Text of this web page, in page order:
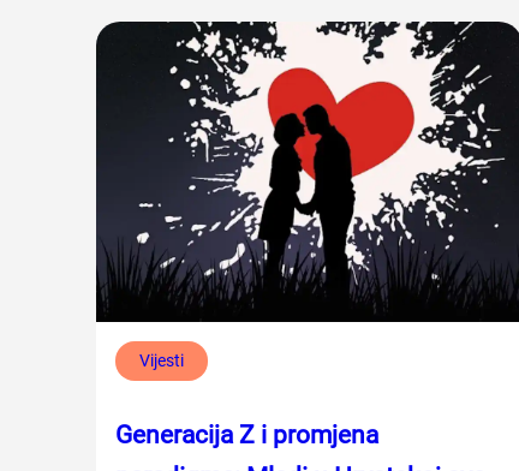
Vijesti
Generacija Z i promjena